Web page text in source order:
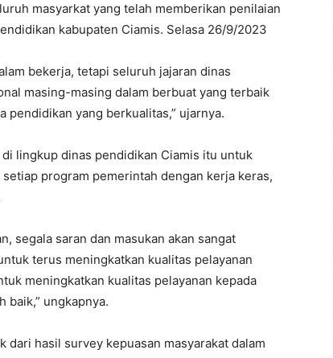
masyarkat yang telah memberikan penilaian
kabupaten Ciamis. Selasa 26/9/2023
bekerja, tetapi seluruh jajaran dinas
masing-masing dalam berbuat yang terbaik
pendidikan yang berkualitas,” ujarnya.
lingkup dinas pendidikan Ciamis itu untuk
program pemerintah dengan kerja keras,
segala saran dan masukan akan sangat
terus meningkatkan kualitas pelayanan
meningkatkan kualitas pelayanan kepada
baik,” ungkapnya.
dari hasil survey kepuasan masyarakat dalam